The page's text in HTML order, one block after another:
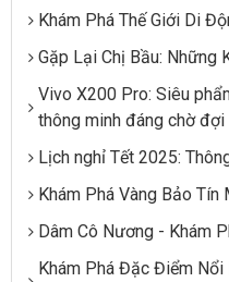
Khám Phá Thế Giới Di
Gặp Lại Chị Bầu: Những
Vivo X200 Pro: Siêu
thông minh đáng chờ đợi
Lịch nghỉ Tết 2025:
Khám Phá Vàng Bảo Tín
Dâm Cô Nương - Khám
Khám Phá Đặc Điểm Nổi